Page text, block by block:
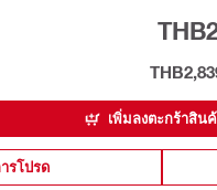
เพิ่มลงตะกร้าสิน
รโปรด